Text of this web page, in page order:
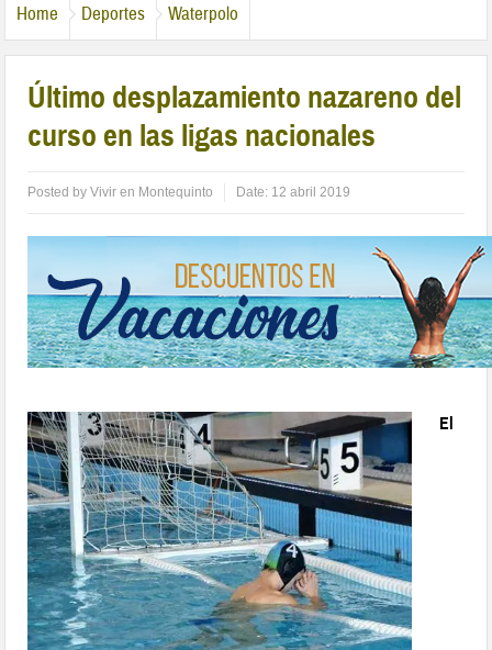
Home Deportes Waterpolo
Último desplazamiento nazareno del
curso en las ligas nacionales
Posted byVivir en Montequinto Date: 12 abril 2019
El